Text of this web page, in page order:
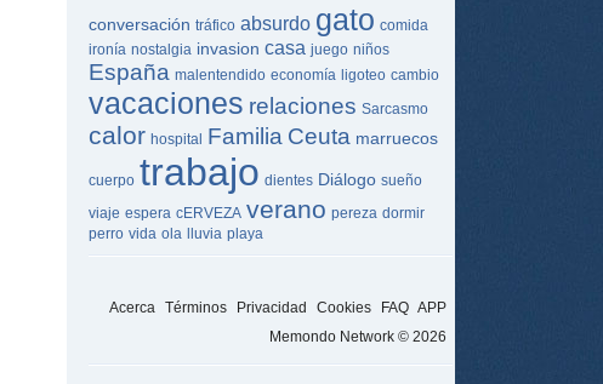
conversación tráfico absurdo gato comida
ironía nostalgia invasion casa juego niños
España malentendido economía ligoteo cambio
vacaciones relaciones Sarcasmo
calor hospital Familia Ceuta marruecos
cuerpo trabajo dientes Diálogo sueño
viaje espera cERVEZA verano pereza dormir
perro vida ola lluvia playa
Acerca Términos Privacidad Cookies FAQ APP
Memondo Network © 2026